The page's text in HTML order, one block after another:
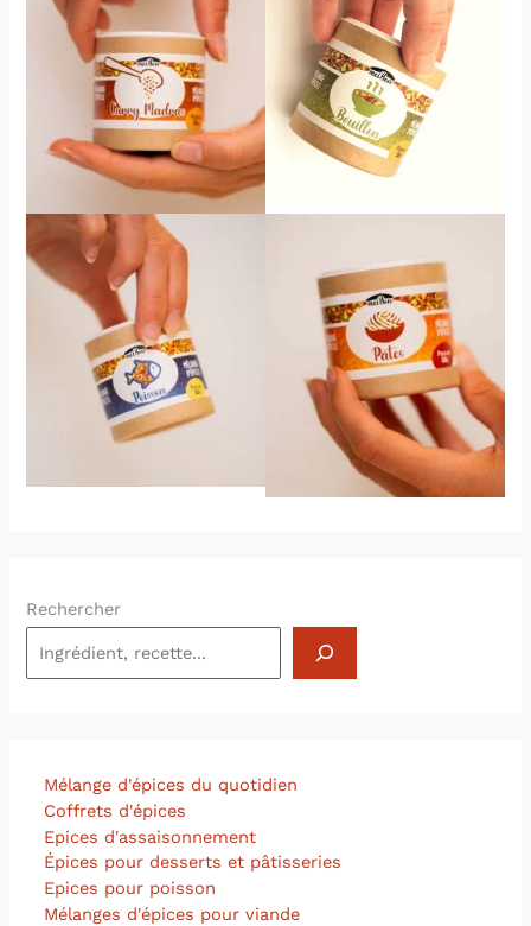
Rechercher
Mélange d'épices du quotidien
Coffrets d'épices
Epices d'assaisonnement
Épices pour desserts et pâtisseries
Epices pour poisson
Mélanges d'épices pour viande